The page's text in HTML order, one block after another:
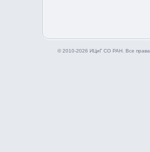
© 2010-2026 ИЦиГ СО РАН. Все